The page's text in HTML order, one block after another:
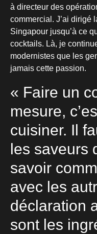
à directeur des
commercial. J’ai dirigé
Singapour jusqu’à ce
cocktails. Là, je
modernistes que les
jamais cette passion.
« Faire un
mesure,
cuisiner. Il
les saveurs
savoir
avec les
déclaration
sont les